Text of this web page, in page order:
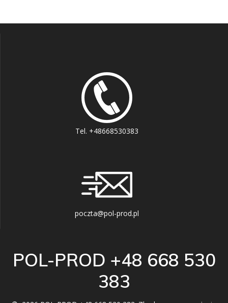
Tel. +48668530383
poczta@pol-prod.pl
POL-PROD +48 668 530
383